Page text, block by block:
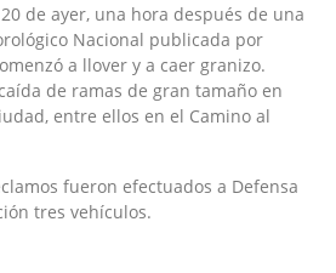
de ayer, una hora después de una
Nacional publicada por
a llover y a caer granizo.
de ramas de gran tamaño en
entre ellos en el Camino al
fueron efectuados a Defensa
tres vehículos.